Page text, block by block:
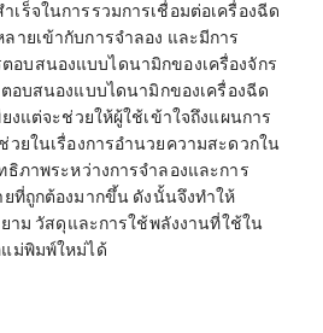
ร็จในการรวมการเชื่อมต่อเครื่องฉีด
ายเข้ากับการจำลอง และมีการ
อบสนองแบบไดนามิกของเครื่องจักร
อบสนองแบบไดนามิกของเครื่องฉีด
ยงแต่จะช่วยให้ผู้ใช้เข้าใจถึงแผนการ
ยในเรื่องการอำนวยความสะดวกใน
ธิภาพระหว่างการจำลองและการ
ที่ถูกต้องมากขึ้น ดังนั้นจึงทำให้
าม วัสดุและการใช้พลังงานที่ใช้ใน
ม่พิมพ์ใหม่ได้